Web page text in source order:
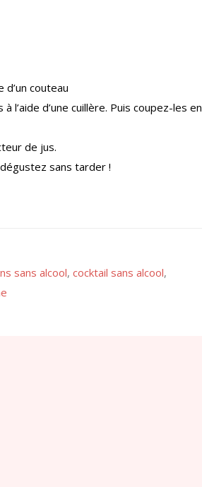
couteau
l’aide d’une cuillère. Puis coupez-les en
de jus.
sans tarder !
sans alcool, cocktail sans alcool,